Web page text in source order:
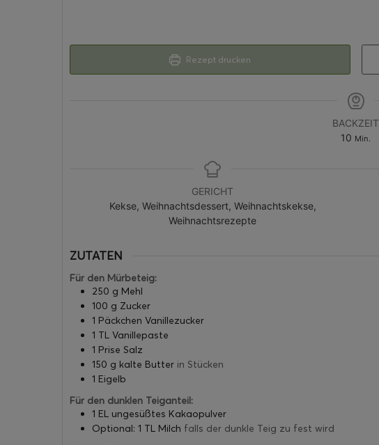
Rezept drucken
BACKZEIT
10 Min.
GERICHT
Kekse, Weihnachtsdessert, Weihnachtskekse,
Weihnachtsrezepte
ZUTATEN
Für den Mürbeteig:
250 g Mehl
100 g Zucker
1 Päckchen Vanillezucker
1 TL Vanillepaste
1 Prise Salz
150 g kalte Butter in Stücken
1 Eigelb
Für den dunklen Teiganteil:
1 EL ungesüßtes Kakaopulver
Optional: 1 TL Milch falls der dunkle Teig zu fest wird